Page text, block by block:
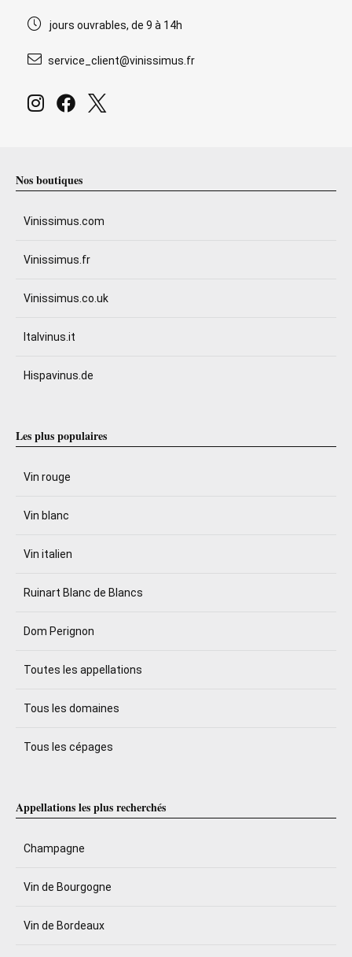
jours ouvrables, de 9 à 14h
service_client@vinissimus.fr
Nos boutiques
Vinissimus.com
Vinissimus.fr
Vinissimus.co.uk
Italvinus.it
Hispavinus.de
Les plus populaires
Vin rouge
Vin blanc
Vin italien
Ruinart Blanc de Blancs
Dom Perignon
Toutes les appellations
Tous les domaines
Tous les cépages
Appellations les plus recherchés
Champagne
Vin de Bourgogne
Vin de Bordeaux